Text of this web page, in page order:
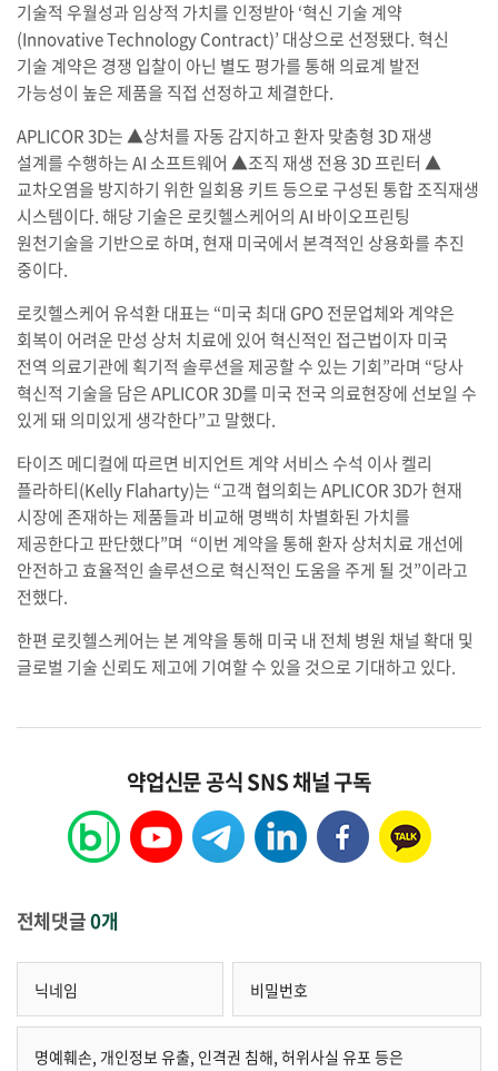
기술적 우월성과 임상적 가치를 인정받아 ‘혁신 기술 계약
(Innovative Technology Contract)’ 대상으로 선정됐다. 혁신
기술 계약은 경쟁 입찰이 아닌 별도 평가를 통해 의료계 발전
가능성이 높은 제품을 직접 선정하고 체결한다.
APLICOR 3D는 ▲상처를 자동 감지하고 환자 맞춤형 3D 재생
설계를 수행하는 AI 소프트웨어 ▲조직 재생 전용 3D 프린터 ▲
교차오염을 방지하기 위한 일회용 키트 등으로 구성된 통합 조직재생
시스템이다. 해당 기술은 로킷헬스케어의 AI 바이오프린팅
원천기술을 기반으로 하며, 현재 미국에서 본격적인 상용화를 추진
중이다.
로킷헬스케어 유석환 대표는 “미국 최대 GPO 전문업체와 계약은
회복이 어려운 만성 상처 치료에 있어 혁신적인 접근법이자 미국
전역 의료기관에 획기적 솔루션을 제공할 수 있는 기회”라며 “당사
혁신적 기술을 담은 APLICOR 3D를 미국 전국 의료현장에 선보일 수
있게 돼 의미있게 생각한다”고 말했다.
타이즈 메디컬에 따르면 비지언트 계약 서비스 수석 이사 켈리
플라하티(Kelly Flaharty)는 “고객 협의회는 APLICOR 3D가 현재
시장에 존재하는 제품들과 비교해 명백히 차별화된 가치를
제공한다고 판단했다”며 “이번 계약을 통해 환자 상처치료 개선에
안전하고 효율적인 솔루션으로 혁신적인 도움을 주게 될 것”이라고
전했다.
한편 로킷헬스케어는 본 계약을 통해 미국 내 전체 병원 채널 확대 및
글로벌 기술 신뢰도 제고에 기여할 수 있을 것으로 기대하고 있다.
약업신문 공식 SNS 채널 구독
전체댓글0개